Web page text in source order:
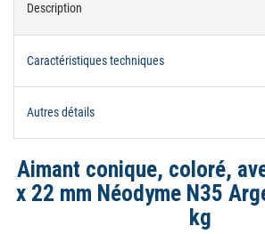
Description
Caractéristiques techniques
Autres détails
Aimant conique, coloré,
x 22 mm Néodyme N35
kg